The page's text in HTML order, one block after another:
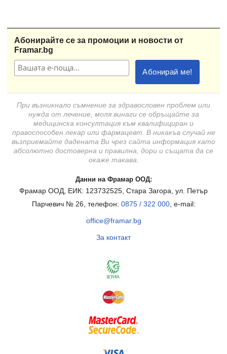
Абонирайте се за промоции и новости от
Framar.bg
При възникнало съмнение за здравословен проблем или
нужда от лечение, моля винаги се обръщайте за
медицинска консултация към квалифициран и
правоспособен лекар или фармацевт. В никакъв случай не
възприемайте дадената Ви чрез сайта информация като
абсолютно достоверна и правилна, дори и същата да се
окаже такава.
Данни на Фрамар ООД:
Фрамар ООД, ЕИК: 123732525, Стара Загора, ул. Петър
Парчевич № 26, телефон: 0875 / 322 000, e-mail:
office@framar.bg
За контакт